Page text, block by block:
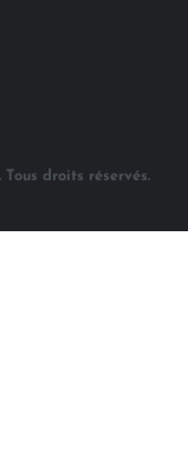
droits réservés.